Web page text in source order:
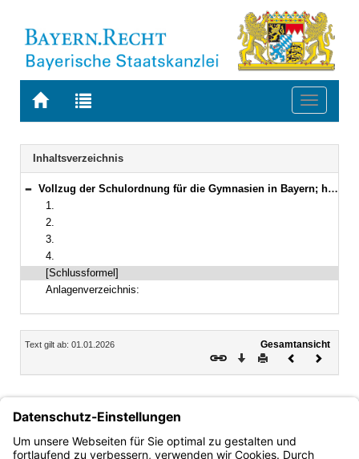
Zur
BAYERN.RECHT
Zur
letzten
Suche
Toggle
Navigation
Inhaltsverzeichnis
Bereich reduzieren
Vollzug der Schulordnung für die Gymnasien in Bayern; hier: Zeugnismuster für die Kollegs
1.
2.
3.
4.
[Schlussformel]
Anlagenverzeichnis:
Inhalt
Text gilt ab: 01.01.2026
Gesamtansicht
Download
DruckenVorheriges
Erhard
Ministerialdirektor